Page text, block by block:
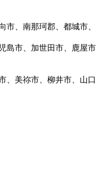
市、南那珂郡、都城市
島市、加世田市、鹿屋
、美祢市、柳井市、山